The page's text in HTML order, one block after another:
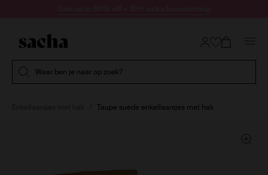
Waar ben je naar op zoek?
Taupe suède enkellaarsjes met hak